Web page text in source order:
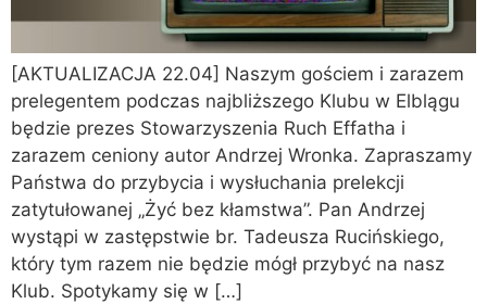
[AKTUALIZACJA 22.04] Naszym gościem i zarazem
prelegentem podczas najbliższego Klubu w Elblągu
będzie prezes Stowarzyszenia Ruch Effatha i
zarazem ceniony autor Andrzej Wronka. Zapraszamy
Państwa do przybycia i wysłuchania prelekcji
zatytułowanej „Żyć bez kłamstwa”. Pan Andrzej
wystąpi w zastępstwie br. Tadeusza Rucińskiego,
który tym razem nie będzie mógł przybyć na nasz
Klub. Spotykamy się w […]